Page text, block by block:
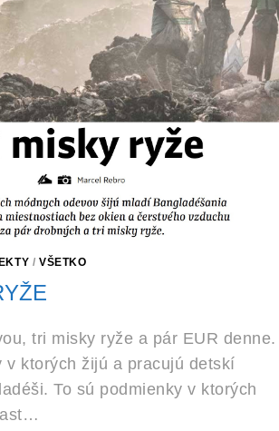
/VŠETKO
tri misky ryže a pár EUR denne.
v ktorých žijú a pracujú detskí
To sú podmienky v ktorých